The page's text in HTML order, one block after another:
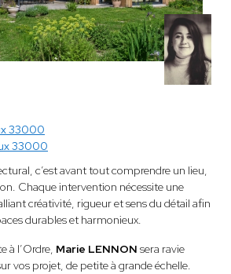
33000
33000
c’est avant tout comprendre un lieu,
Chaque intervention nécessite une
créativité, rigueur et sens du détail afin
durables et harmonieux.
à l’Ordre, Marie LENNON sera ravie
vos projet, de petite à grande échelle.